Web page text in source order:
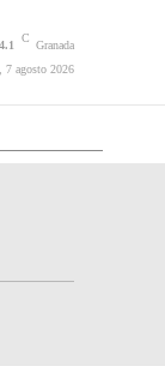
C
Granada
7 agosto 2026